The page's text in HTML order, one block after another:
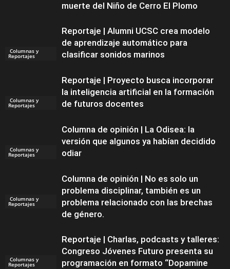
muerte del Niño de Cerro El Plomo
Columnas y
Reportajes
Reportaje | Alumni UCSC crea modelo
de aprendizaje automático para
clasificar sonidos marinos
Columnas y
Reportajes
Reportaje | Proyecto busca incorporar
la inteligencia artificial en la formación
de futuros docentes
Columnas y
Reportajes
Columna de opinión | La Odisea: la
versión que algunos ya habían decidido
odiar
Columnas y
Reportajes
Columna de opinión | No es solo un
problema disciplinar, también es un
problema relacionado con las brechas
de género.
Columnas y
Reportajes
Reportaje | Charlas, podcasts y talleres:
Congreso Jóvenes Futuro presenta su
programación en formato “Dopamine